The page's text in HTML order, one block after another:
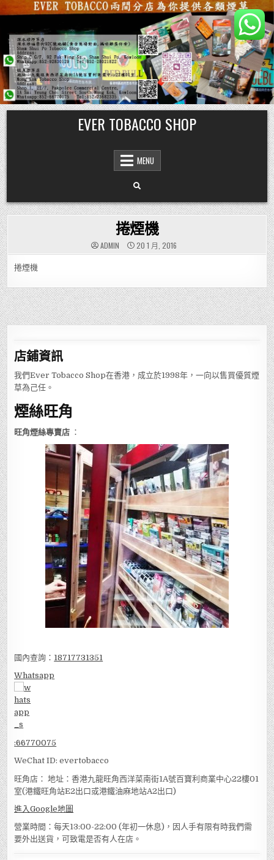
Skip
to
content
EVER TOBACCO SHOP
MENU
捲煙機
ADMIN 20 1 月, 2016
捲煙機
店鋪資訊
我們Ever Tobacco Shop在香港，成立於1998年，一向以售買優質煙
草為己任。
煙絲旺角
旺角煙絲專賣店 ：
國內查詢： 18717731351
Whatsapp
:66770075
WeChat ID: evertobacco
旺角店： 地址：香港九龍旺角西洋菜南街1A號百寶利商業中心22樓01
室(港鐵旺角站E2出口或港鐵油麻地站A2出口)
進入Google地圖
營業時間：每天13:00-22:00 (年初一休息)，因人手有限有時我們需
要外出送貨，可致電是否有人在店。